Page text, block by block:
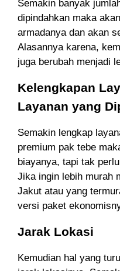
Semakin banyak
dipindahkan maka
armadanya dan akan
Alasannya karena,
juga berubah menjadi
Kelengkapan
Layanan yang
Semakin lengkap
premium pak tebe
biayanya, tapi tak
Jika ingin lebih murah
Jakut atau yang
versi paket
Jarak Lokasi
Kemudian hal yang